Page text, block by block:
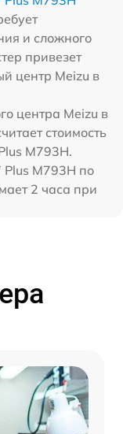
и сложного
привезет
центр Meizu в
центра Meizu в
стоимость
M793H.
Plus M793H по
2 часа при